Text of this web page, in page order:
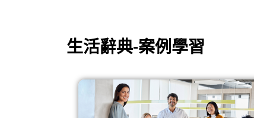
生活辭典-案例學習